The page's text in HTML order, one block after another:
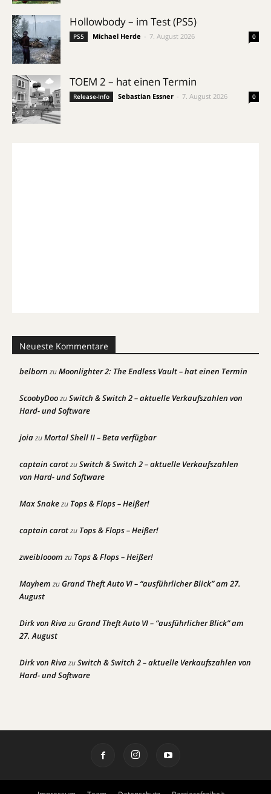
Hollowbody – im Test (PS5)
PS5 Michael Herde 7. August 2026 0
TOEM 2 – hat einen Termin
Release-Info Sebastian Essner 7. August 2026 0
Neueste Kommentare
belborn zuMoonlighter 2: The Endless Vault – hat einen Termin
ScoobyDoozuSwitch & Switch 2 – aktuelle Verkaufszahlen von
Hard- und Software
joiazuMortal Shell II – Beta verfügbar
captain carotzuSwitch & Switch 2 – aktuelle Verkaufszahlen
von Hard- und Software
Max Snakezu Tops & Flops – Heißer!
captain carotzu Tops & Flops – Heißer!
zweiblooom zu Tops & Flops – Heißer!
Mayhem zuGrand Theft Auto VI – “ausführlicher Blick” am 27.
August
Dirk von RivazuGrand Theft Auto VI – “ausführlicher Blick” am
27. August
Dirk von RivazuSwitch & Switch 2 – aktuelle Verkaufszahlen von
Hard- und Software